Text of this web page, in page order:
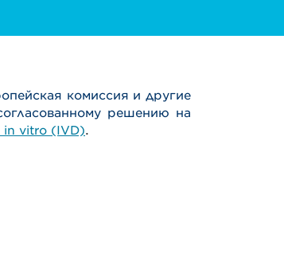
комиссия и другие
решению на
in vitro (IVD).